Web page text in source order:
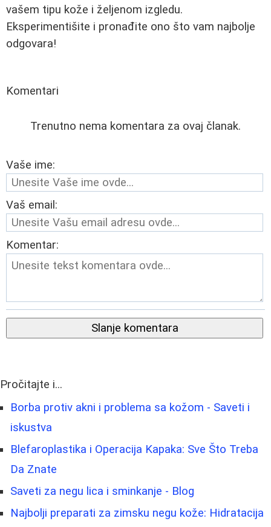
vašem tipu kože i željenom izgledu.
Eksperimentišite i pronađite ono što vam najbolje
odgovara!
Komentari
Trenutno nema komentara za ovaj članak.
Vaše ime:
Vaš email:
Komentar:
Slanje komentara
Pročitajte i...
Borba protiv akni i problema sa kožom - Saveti i
iskustva
Blefaroplastika i Operacija Kapaka: Sve Što Treba
Da Znate
Saveti za negu lica i sminkanje - Blog
Najbolji preparati za zimsku negu kože: Hidratacija